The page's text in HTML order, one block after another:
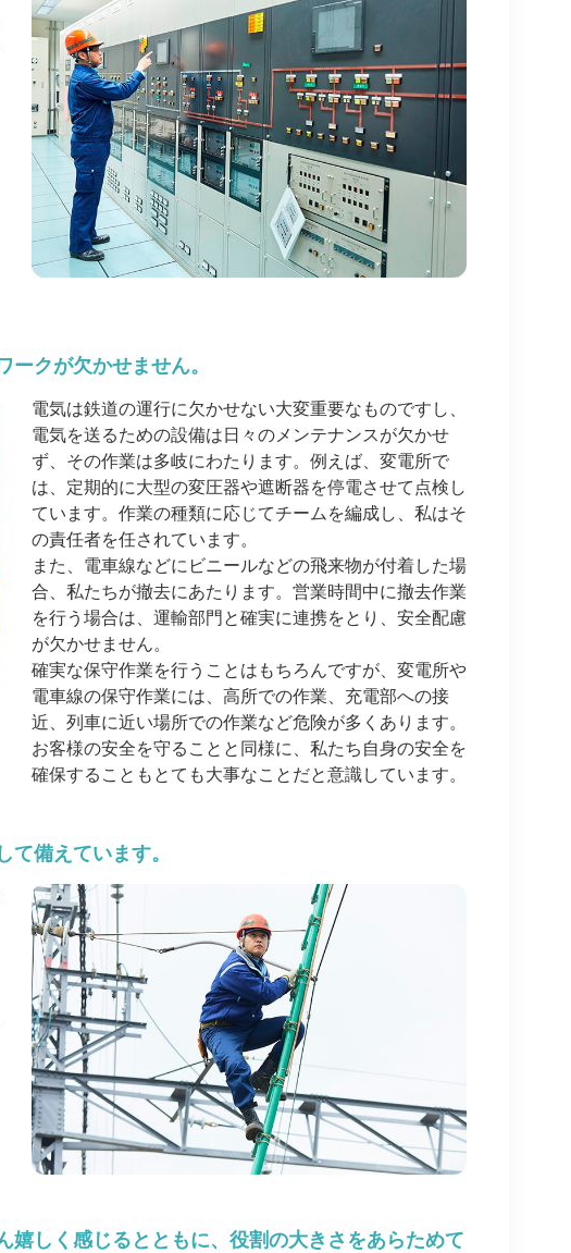
クが欠かせません。
電気は鉄道の運行に欠かせない大変重要なものですし、
電気を送るための設備は日々のメンテナンスが欠かせ
ず、その作業は多岐にわたります。例えば、変電所で
は、定期的に大型の変圧器や遮断器を停電させて点検し
ています。作業の種類に応じてチームを編成し、私はそ
の責任者を任されています。
また、電車線などにビニールなどの飛来物が付着した場
合、私たちが撤去にあたります。営業時間中に撤去作業
を行う場合は、運輸部門と確実に連携をとり、安全配慮
が欠かせません。
確実な保守作業を行うことはもちろんですが、変電所や
電車線の保守作業には、高所での作業、充電部への接
近、列車に近い場所での作業など危険が多くあります。
お客様の安全を守ることと同様に、私たち自身の安全を
確保することもとても大事なことだと意識しています。
備えています。
しく感じるとともに、役割の大きさをあらためて